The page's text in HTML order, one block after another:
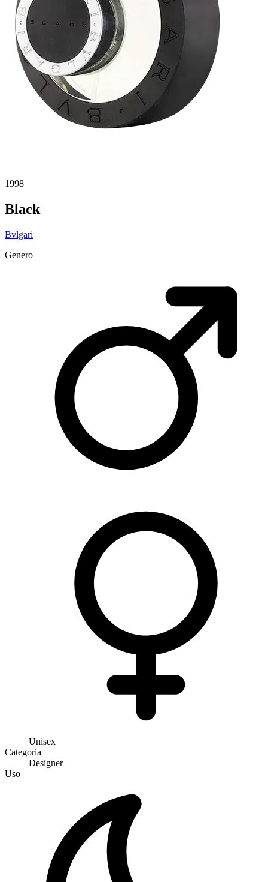
1998
Black
Bvlgari
Genero
Unisex
Categoria
Designer
Uso